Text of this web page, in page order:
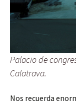
Palacio de
Calatrava.
Nos recuerda